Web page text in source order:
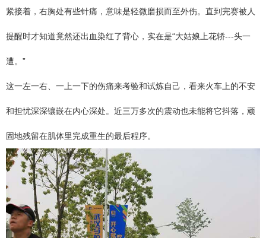
紧接着，右胸处有些针痛，意味是轻微磨损而至外伤。直到完赛被人
提醒时才知道竟然还出血染红了背心，实在是“大姑娘上花轿---头一
遭。”
这一左一右、一上一下的伤痛来考验和试炼自己，看来火车上的不安
和担忧深深镶嵌在内心深处。近三万多次的震动也未能将它抖落，顽
固地残留在肌体里完成重生的最后程序。